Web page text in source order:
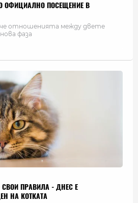
ОФИЦИАЛНО ПОСЕЩЕНИЕ В
отношенията между двете
фаза
ПРАВИЛА - ДНЕС Е
НА КОТКАТА